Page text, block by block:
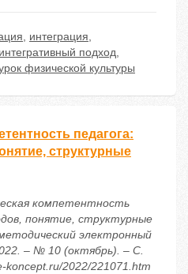
, интеграция,
интегративный подход,
физической культуры
педагога:
структурные
компетентность
понятие, структурные
электронный
– № 10 (октябрь). – С.
koncept.ru/2022/221071.htm